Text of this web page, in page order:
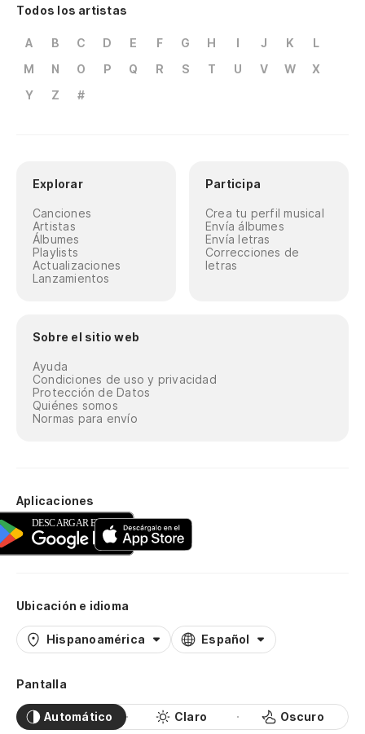
Todos los artistas
A B C D E F G H I J K
L
M
N O P Q R S T U V W
X
Y
Z #
Explorar
Canciones
Artistas
Álbumes
Playlists
Actualizaciones
Lanzamientos
Participa
Crea tu perfil musical
Envía álbumes
Envía letras
Correcciones de
letras
Sobre el sitio web
Ayuda
Condiciones de uso y privacidad
Protección de Datos
Quiénes somos
Normas para envío
Aplicaciones
Ubicación e idioma
Hispanoamérica Español
Pantalla
Automático Claro Oscuro